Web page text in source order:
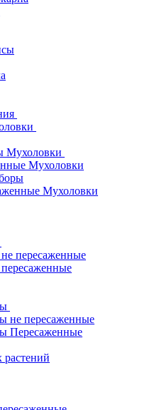
Мухоловки
Мухоловки
Мухоловки
пересаженные
не пересаженные
Пересаженные